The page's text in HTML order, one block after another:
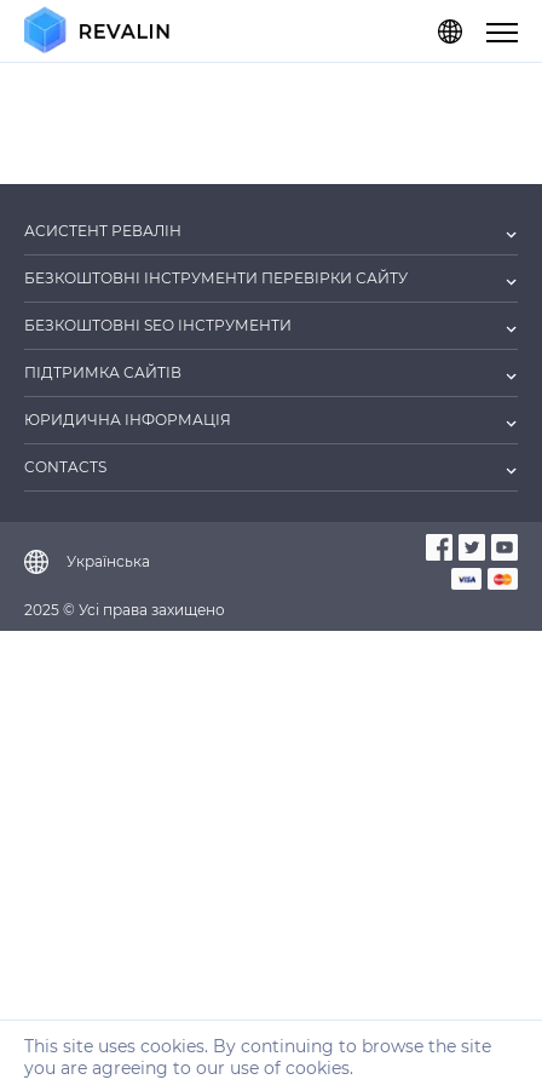
This site uses cookies. By continuing to browse the site
you are agreeing to our use of cookies.
АСИСТЕНТ РЕВАЛІН
БЕЗКОШТОВНІ ІНСТРУМЕНТИ ПЕРЕВІРКИ САЙТУ
БЕЗКОШТОВНІ SEO ІНСТРУМЕНТИ
ПІДТРИМКА САЙТІВ
ЮРИДИЧНА ІНФОРМАЦІЯ
CONTACTS
Українська
2025 © Усі права захищено